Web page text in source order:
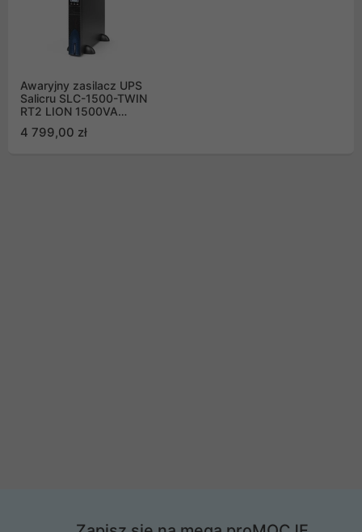
Awaryjny zasilacz UPS
Salicru SLC-1500-TWIN
RT2 LION 1500VA
podwójna konwersja
4 799,00 zł